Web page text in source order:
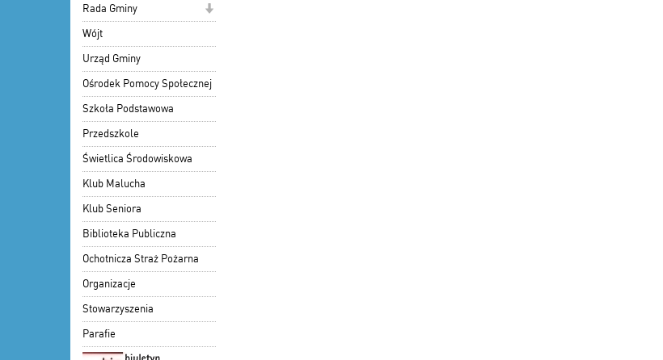
Rada Gminy
Wójt
Urząd Gminy
Ośrodek Pomocy Społecznej
Szkoła Podstawowa
Przedszkole
Świetlica Środowiskowa
Klub Malucha
Klub Seniora
Biblioteka Publiczna
Ochotnicza Straż Pożarna
Organizacje
Stowarzyszenia
Parafie